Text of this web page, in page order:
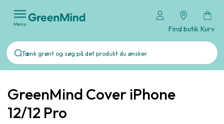
Menu
Find butik Kurv
GreenMind Cover iPhone
12/12 Pro